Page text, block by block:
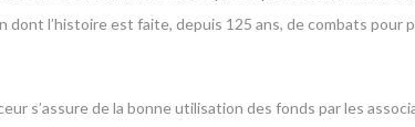
dont l’histoire est faite, depuis 125 ans, de combats
s’assure de la bonne utilisation des fonds par les